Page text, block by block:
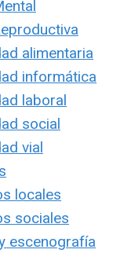
alimentaria
informática
laboral
social
vial
locales
sociales
escenografía